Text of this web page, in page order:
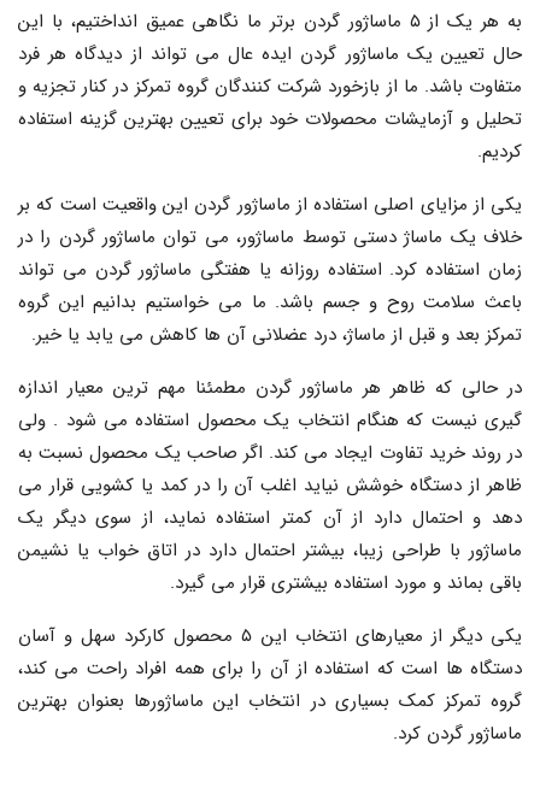
به هر یک از ۵ ماساژور گردن برتر ما نگاهی عمیق انداختیم، با این
حال تعیین یک ماساژور گردن ایده عال می تواند از دیدگاه هر فرد
متفاوت باشد. ما از بازخورد شرکت کنندگان گروه تمرکز در کنار تجزیه و
تحلیل و آزمایشات محصولات خود برای تعیین بهترین گزینه استفاده
کردیم.
یکی از مزایای اصلی استفاده از ماساژور گردن این واقعیت است که بر
خلاف یک ماساژ دستی توسط ماساژور، می توان ماساژور گردن را در
زمان استفاده کرد. استفاده روزانه یا هفتگی ماساژور گردن می تواند
باعث سلامت روح و جسم باشد. ما می خواستیم بدانیم این گروه
تمرکز بعد و قبل از ماساژ، درد عضلانی آن ها کاهش می یابد یا خیر.
در حالی که ظاهر هر ماساژور گردن مطمئنا مهم ترین معیار اندازه
گیری نیست که هنگام انتخاب یک محصول استفاده می شود . ولی
در روند خرید تفاوت ایجاد می کند. اگر صاحب یک محصول نسبت به
ظاهر از دستگاه خوشش نیاید اغلب آن را در کمد یا کشویی قرار می
دهد و احتمال دارد از آن کمتر استفاده نماید، از سوی دیگر یک
ماساژور با طراحی زیبا، بیشتر احتمال دارد در اتاق خواب یا نشیمن
باقی بماند و مورد استفاده بیشتری قرار می گیرد.
یکی دیگر از معیارهای انتخاب این ۵ محصول کارکرد سهل و آسان
دستگاه ها است که استفاده از آن را برای همه افراد راحت می کند،
گروه تمرکز کمک بسیاری در انتخاب این ماساژورها بعنوان بهترین
ماساژور گردن کرد.